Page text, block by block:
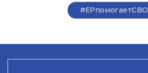
#ЕРпомогаетСВО